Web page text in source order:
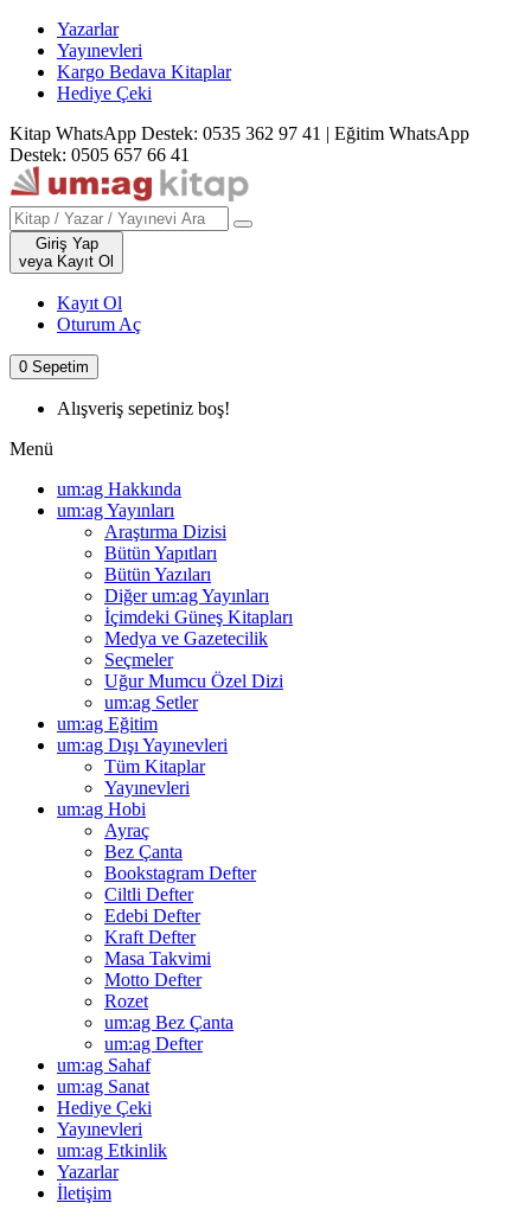
Yazarlar
Yayınevleri
Kargo Bedava Kitaplar
Hediye Çeki
Kitap WhatsApp Destek: 0535 362 97 41 | Eğitim WhatsApp
Destek: 0505 657 66 41
Giriş Yap
veya Kayıt Ol
Kayıt Ol
Oturum Aç
0 Sepetim
Alışveriş sepetiniz boş!
Menü
um:ag Hakkında
um:ag Yayınları
Araştırma Dizisi
Bütün Yapıtları
Bütün Yazıları
Diğer um:ag Yayınları
İçimdeki Güneş Kitapları
Medya ve Gazetecilik
Seçmeler
Uğur Mumcu Özel Dizi
um:ag Setler
um:ag Eğitim
um:ag Dışı Yayınevleri
Tüm Kitaplar
Yayınevleri
um:ag Hobi
Ayraç
Bez Çanta
Bookstagram Defter
Ciltli Defter
Edebi Defter
Kraft Defter
Masa Takvimi
Motto Defter
Rozet
um:ag Bez Çanta
um:ag Defter
um:ag Sahaf
um:ag Sanat
Hediye Çeki
Yayınevleri
um:ag Etkinlik
Yazarlar
İletişim